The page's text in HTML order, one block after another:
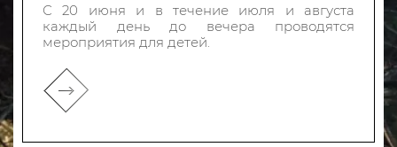
С 20 июня и в течение июля и августа
каждый день до вечера проводятся
мероприятия для детей.